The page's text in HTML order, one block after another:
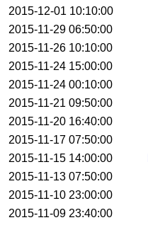
2015-12-01 10:10:00
2015-11-29 06:50:00
2015-11-26 10:10:00
2015-11-24 15:00:00
2015-11-24 00:10:00
2015-11-21 09:50:00
2015-11-20 16:40:00
2015-11-17 07:50:00
2015-11-15 14:00:00
2015-11-13 07:50:00
2015-11-10 23:00:00
2015-11-09 23:40:00